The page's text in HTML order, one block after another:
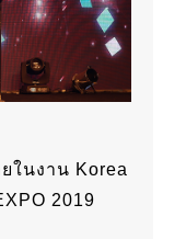
ในงาน Korea
2019